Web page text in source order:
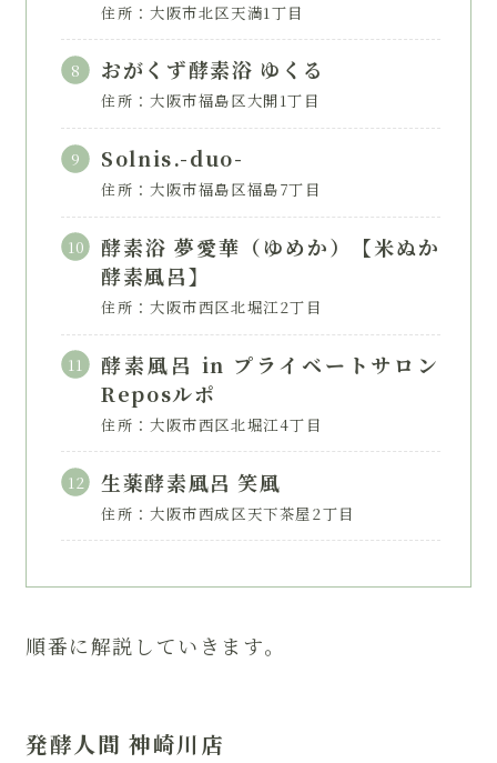
住所：大阪市北区天満1丁目
おがくず酵素浴 ゆくる
住所：大阪市福島区大開1丁目
Solnis.-duo-
住所：大阪市福島区福島7丁目
酵素浴 夢愛華（ゆめか）【米ぬか
酵素風呂】
住所：大阪市西区北堀江2丁目
酵素風呂 in プライベートサロン
Reposルポ
住所：大阪市西区北堀江4丁目
生薬酵素風呂 笑風
住所：大阪市西成区天下茶屋2丁目
順番に解説していきます。
発酵人間 神崎川店